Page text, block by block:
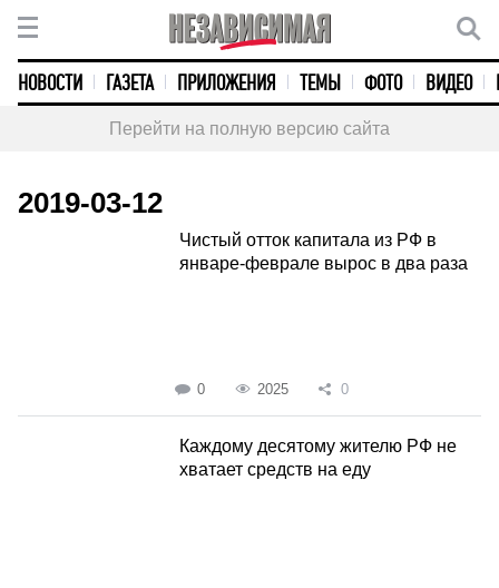
НОВОСТИ ГАЗЕТА ПРИЛОЖЕНИЯ ТЕМЫ ФОТО ВИДЕО
Перейти на полную версию сайта
2019-03-12
Чистый отток капитала из РФ в
январе-феврале вырос в два раза
0 2025 0
Каждому десятому жителю РФ не
хватает средств на еду